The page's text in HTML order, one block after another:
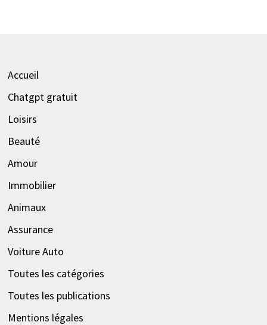
Accueil
Chatgpt gratuit
Loisirs
Beauté
Amour
Immobilier
Animaux
Assurance
Voiture Auto
Toutes les catégories
Toutes les publications
Mentions légales